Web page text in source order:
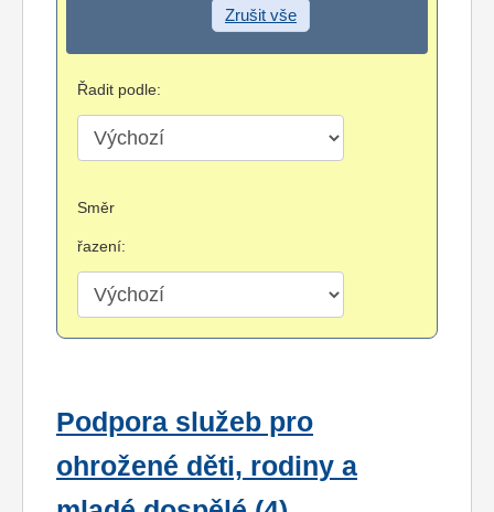
Zrušit vše
Řadit podle:
Směr
řazení:
Podpora služeb pro
ohrožené děti, rodiny a